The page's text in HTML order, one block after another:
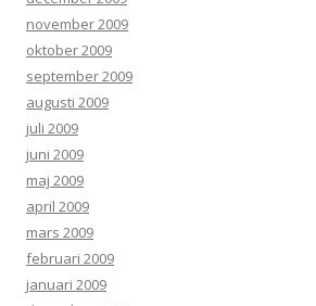
november 2009
oktober 2009
september 2009
augusti 2009
juli 2009
juni 2009
maj 2009
april 2009
mars 2009
februari 2009
januari 2009